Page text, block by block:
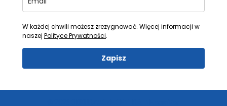
W każdej chwili możesz zrezygnować. Więcej informacji w
naszej Polityce Prywatności.
Zapisz